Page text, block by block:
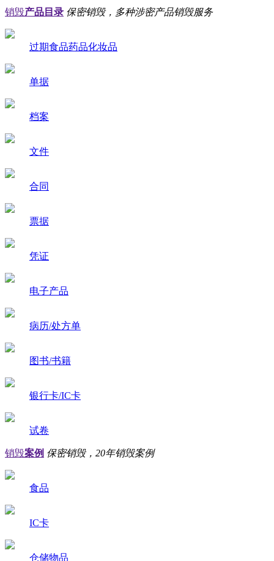
销毁产品目录 保密销毁，多种涉密产品销毁服务
过期食品药品化妆品
单据
档案
文件
合同
票据
凭证
电子产品
病历/处方单
图书/书籍
银行卡/IC卡
试卷
销毁案例 保密销毁，20年销毁案例
食品
IC卡
仓储物品